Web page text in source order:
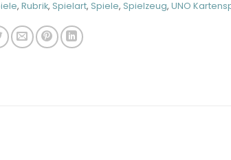
, Rubrik, Spielart, Spiele, Spielzeug, UNO